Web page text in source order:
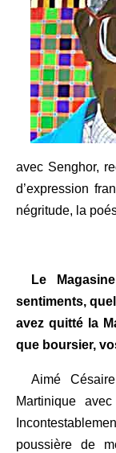
avec Senghor,
d’expression
négritude, la
Le
sentiments,
avez quitté la
que boursier,
Aimé
Martinique
poussière de